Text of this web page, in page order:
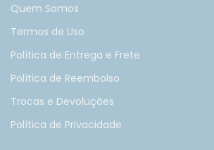
Quem Somos
Termos de Uso
Política de Entrega e Frete
Política de Reembolso
Trocas e Devoluções
Política de Privacidade